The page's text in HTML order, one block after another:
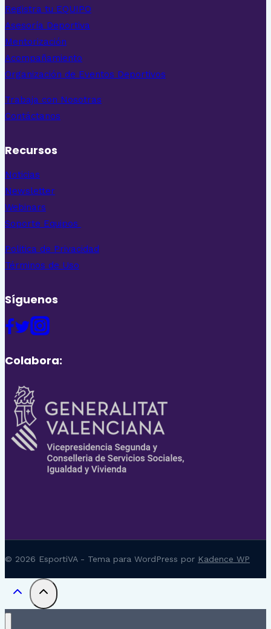
Registra tu EQUIPO
Asesoría Deportiva
Mentorización
Acompañamiento
Organización de Eventos Deportivos
Trabaja con Nosotras
Contáctanos
Recursos
Noticias
Newsletter
Webinars
Soporte Equipos
Politica de Privacidad
Términos de Uso
Síguenos
Colabora:
© 2026 EsportiVA - Tema para WordPress por Kadence WP